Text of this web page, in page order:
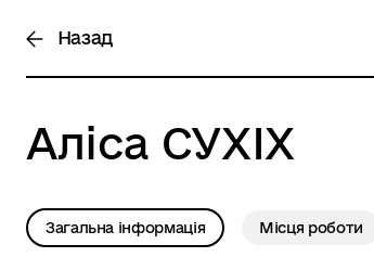
Назад
Аліса СУХІХ
Загальна інформація Місця роботи